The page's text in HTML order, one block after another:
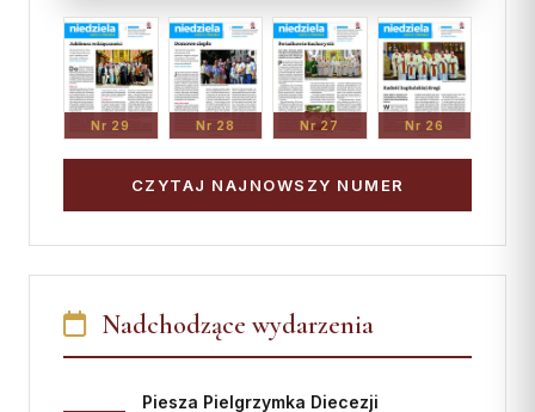
Nr 29 Nr 28 Nr 27 Nr 26
CZYTAJ NAJNOWSZY NUMER
Nadchodzące wydarzenia
Piesza Pielgrzymka Diecezji